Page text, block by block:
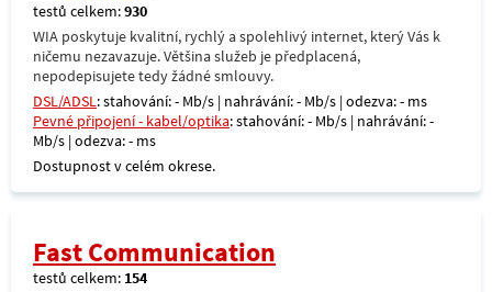
testů celkem:930
WIA poskytuje kvalitní, rychlý a spolehlivý internet, který Vás k
ničemu nezavazuje. Většina služeb je předplacená,
nepodepisujete tedy žádné smlouvy.
DSL/ADSL: stahování: - Mb/s | nahrávání: - Mb/s | odezva: - ms
Pevné připojení - kabel/optika: stahování: - Mb/s | nahrávání: -
Mb/s | odezva: - ms
Dostupnost v celém okrese.
Fast Communication
testů celkem: 154